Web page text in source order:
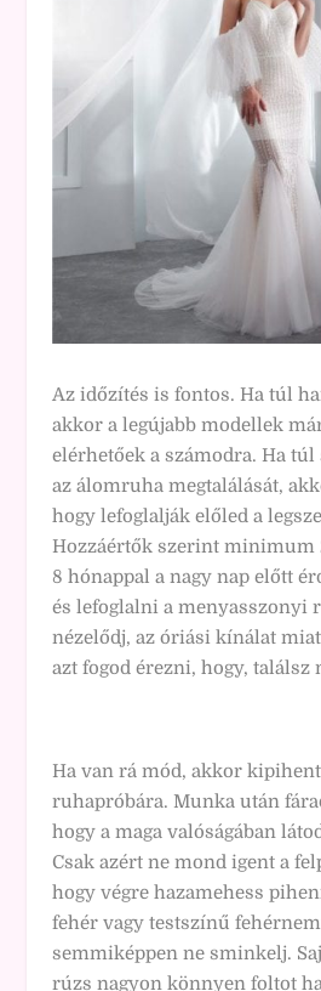
Az időzítés is fontos. Ha túl
akkor a legújabb modellek
elérhetőek a számodra. Ha túl
az álomruha megtalálását,
hogy lefoglalják előled a
Hozzáértők szerint minimum
8 hónappal a nagy nap előtt
és lefoglalni a menyasszonyi
nézelődj, az óriási kínálat
azt fogod érezni, hogy, találsz
Ha van rá mód, akkor
ruhapróbára. Munka után
hogy a maga valóságában
Csak azért ne mond igent a
hogy végre hazamehess
fehér vagy testszínű
semmiképpen ne sminkelj.
rúzs nagyon könnyen foltot